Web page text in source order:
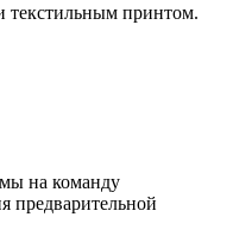
текстильным принтом.
на команду
предварительной